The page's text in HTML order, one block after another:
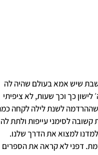
שיש אמא בעולם שהיה לה
לישון כך וכך שעות, לא ציפיתי
לשנת לילה לקחה
קשובה לסימני עייפות ולתת לה
למצוא את הדרך שלנו.
דפני לא קראה את הספרים